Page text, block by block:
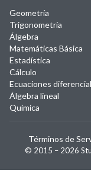
Geometría
Trigonometría
Álgebra
Matemáticas Básica
Estadística
Cálculo
Ecuaciones
Álgebra lineal
Química
© 2015 – 2026
Términos de